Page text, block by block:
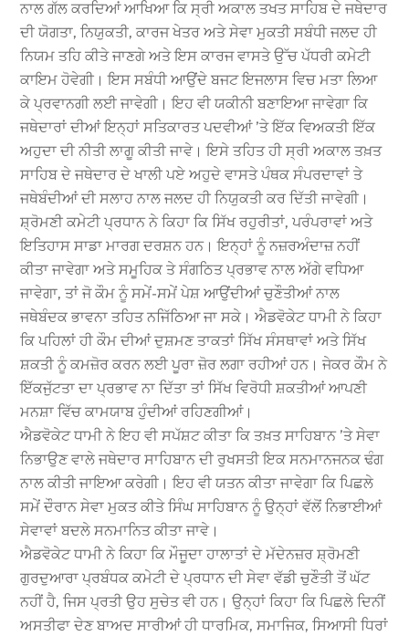
ਨਾਲ ਗੱਲ ਕਰਦਿਆਂ ਆਖਿਆ ਕਿ ਸ੍ਰੀ ਅਕਾਲ ਤਖਤ ਸਾਹਿਬ ਦੇ ਜਥੇਦਾਰ
ਦੀ ਯੋਗਤਾ, ਨਿਯੁਕਤੀ, ਕਾਰਜ ਖੇਤਰ ਅਤੇ ਸੇਵਾ ਮੁਕਤੀ ਸਬੰਧੀ ਜਲਦ ਹੀ
ਨਿਯਮ ਤਹਿ ਕੀਤੇ ਜਾਣਗੇ ਅਤੇ ਇਸ ਕਾਰਜ ਵਾਸਤੇ ਉੱਚ ਪੱਧਰੀ ਕਮੇਟੀ
ਕਾਇਮ ਹੋਵੇਗੀ। ਇਸ ਸਬੰਧੀ ਆਉਂਦੇ ਬਜਟ ਇਜਲਾਸ ਵਿਚ ਮਤਾ ਲਿਆ
ਕੇ ਪ੍ਰਵਾਨਗੀ ਲਈ ਜਾਵੇਗੀ। ਇਹ ਵੀ ਯਕੀਨੀ ਬਣਾਇਆ ਜਾਵੇਗਾ ਕਿ
ਜਥੇਦਾਰਾਂ ਦੀਆਂ ਇਨ੍ਹਾਂ ਸਤਿਕਾਰਤ ਪਦਵੀਆਂ ’ਤੇ ਇੱਕ ਵਿਅਕਤੀ ਇੱਕ
ਅਹੁਦਾ ਦੀ ਨੀਤੀ ਲਾਗੂ ਕੀਤੀ ਜਾਵੇ। ਇਸੇ ਤਹਿਤ ਹੀ ਸ੍ਰੀ ਅਕਾਲ ਤਖ਼ਤ
ਸਾਹਿਬ ਦੇ ਜਥੇਦਾਰ ਦੇ ਖਾਲੀ ਪਏ ਅਹੁਦੇ ਵਾਸਤੇ ਪੰਥਕ ਸੰਪਰਦਾਵਾਂ ਤੇ
ਜਥੇਬੰਦੀਆਂ ਦੀ ਸਲਾਹ ਨਾਲ ਜਲਦ ਹੀ ਨਿਯੁਕਤੀ ਕਰ ਦਿੱਤੀ ਜਾਵੇਗੀ।
ਸ਼੍ਰੋਮਣੀ ਕਮੇਟੀ ਪ੍ਰਧਾਨ ਨੇ ਕਿਹਾ ਕਿ ਸਿੱਖ ਰਹੁਰੀਤਾਂ, ਪਰੰਪਰਾਵਾਂ ਅਤੇ
ਇਤਿਹਾਸ ਸਾਡਾ ਮਾਰਗ ਦਰਸ਼ਨ ਹਨ। ਇਨ੍ਹਾਂ ਨੂੰ ਨਜ਼ਰਅੰਦਾਜ਼ ਨਹੀਂ
ਕੀਤਾ ਜਾਵੇਗਾ ਅਤੇ ਸਮੂਹਿਕ ਤੇ ਸੰਗਠਿਤ ਪ੍ਰਭਾਵ ਨਾਲ ਅੱਗੇ ਵਧਿਆ
ਜਾਵੇਗਾ, ਤਾਂ ਜੋ ਕੌਮ ਨੂੰ ਸਮੇਂ-ਸਮੇਂ ਪੇਸ਼ ਆਉਂਦੀਆਂ ਚੁਣੌਤੀਆਂ ਨਾਲ
ਜਥੇਬੰਦਕ ਭਾਵਨਾ ਤਹਿਤ ਨਜਿੱਠਿਆ ਜਾ ਸਕੇ। ਐਡਵੋਕੇਟ ਧਾਮੀ ਨੇ ਕਿਹਾ
ਕਿ ਪਹਿਲਾਂ ਹੀ ਕੌਮ ਦੀਆਂ ਦੁਸ਼ਮਣ ਤਾਕਤਾਂ ਸਿੱਖ ਸੰਸਥਾਵਾਂ ਅਤੇ ਸਿੱਖ
ਸ਼ਕਤੀ ਨੂੰ ਕਮਜ਼ੋਰ ਕਰਨ ਲਈ ਪੂਰਾ ਜ਼ੋਰ ਲਗਾ ਰਹੀਆਂ ਹਨ। ਜੇਕਰ ਕੌਮ ਨੇ
ਇੱਕਜੁੱਟਤਾ ਦਾ ਪ੍ਰਭਾਵ ਨਾ ਦਿੱਤਾ ਤਾਂ ਸਿੱਖ ਵਿਰੋਧੀ ਸ਼ਕਤੀਆਂ ਆਪਣੀ
ਮਨਸ਼ਾ ਵਿੱਚ ਕਾਮਯਾਬ ਹੁੰਦੀਆਂ ਰਹਿਣਗੀਆਂ।
ਐਡਵੋਕੇਟ ਧਾਮੀ ਨੇ ਇਹ ਵੀ ਸਪੱਸ਼ਟ ਕੀਤਾ ਕਿ ਤਖ਼ਤ ਸਾਹਿਬਾਨ ’ਤੇ ਸੇਵਾ
ਨਿਭਾਉਣ ਵਾਲੇ ਜਥੇਦਾਰ ਸਾਹਿਬਾਨ ਦੀ ਰੁਖਸਤੀ ਇਕ ਸਨਮਾਨਜਨਕ ਢੰਗ
ਨਾਲ ਕੀਤੀ ਜਾਇਆ ਕਰੇਗੀ। ਇਹ ਵੀ ਯਤਨ ਕੀਤਾ ਜਾਵੇਗਾ ਕਿ ਪਿਛਲੇ
ਸਮੇਂ ਦੌਰਾਨ ਸੇਵਾ ਮੁਕਤ ਕੀਤੇ ਸਿੰਘ ਸਾਹਿਬਾਨ ਨੂੰ ਉਨ੍ਹਾਂ ਵੱਲੋਂ ਨਿਭਾਈਆਂ
ਸੇਵਾਵਾਂ ਬਦਲੇ ਸਨਮਾਨਿਤ ਕੀਤਾ ਜਾਵੇ।
ਐਡਵੋਕੇਟ ਧਾਮੀ ਨੇ ਕਿਹਾ ਕਿ ਮੌਜੂਦਾ ਹਾਲਾਤਾਂ ਦੇ ਮੱਦੇਨਜ਼ਰ ਸ਼੍ਰੋਮਣੀ
ਗੁਰਦੁਆਰਾ ਪ੍ਰਬੰਧਕ ਕਮੇਟੀ ਦੇ ਪ੍ਰਧਾਨ ਦੀ ਸੇਵਾ ਵੱਡੀ ਚੁਣੌਤੀ ਤੋਂ ਘੱਟ
ਨਹੀਂ ਹੈ, ਜਿਸ ਪ੍ਰਤੀ ਉਹ ਸੁਚੇਤ ਵੀ ਹਨ। ਉਨ੍ਹਾਂ ਕਿਹਾ ਕਿ ਪਿਛਲੇ ਦਿਨੀਂ
ਅਸਤੀਫਾ ਦੇਣ ਬਾਅਦ ਸਾਰੀਆਂ ਹੀ ਧਾਰਮਿਕ, ਸਮਾਜਿਕ, ਸਿਆਸੀ ਧਿਰਾਂ